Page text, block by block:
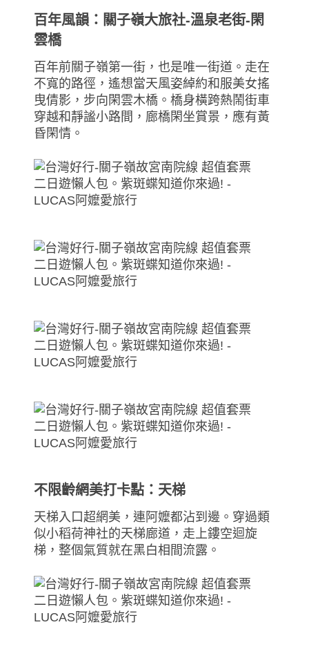
百年風韻：關子嶺大旅社-溫泉老街-閑
雲橋
百年前關子嶺第一街，也是唯一街道。走在
不寬的路徑，遙想當天風姿綽約和服美女搖
曳倩影，步向閑雲木橋。橋身橫跨熱鬧街車
穿越和靜謐小路間，廊橋閑坐賞景，應有黃
昏閑情。
不限齡網美打卡點：天梯
天梯入口超網美，連阿嬤都沾到邊。穿過類
似小稻荷神社的天梯廊道，走上鏤空迴旋
梯，整個氣質就在黑白相間流露。